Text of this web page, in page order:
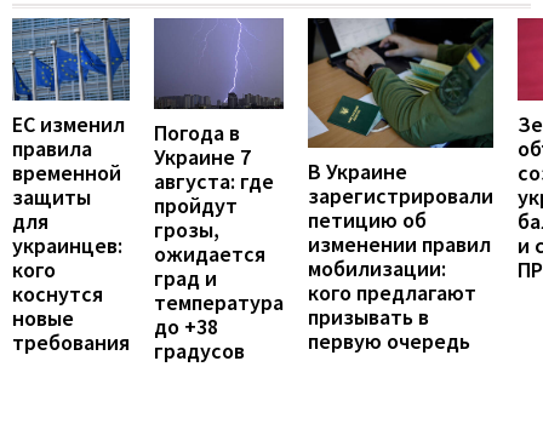
ЕС изменил
правила
временной
защиты
для
украинцев:
кого
коснутся
новые
требования
Погода в
Украине 7
августа: где
пройдут
грозы,
ожидается
град и
температура
до +38
градусов
В Украине
зарегистрировали
петицию об
изменении правил
мобилизации:
кого предлагают
призывать в
первую очередь
и